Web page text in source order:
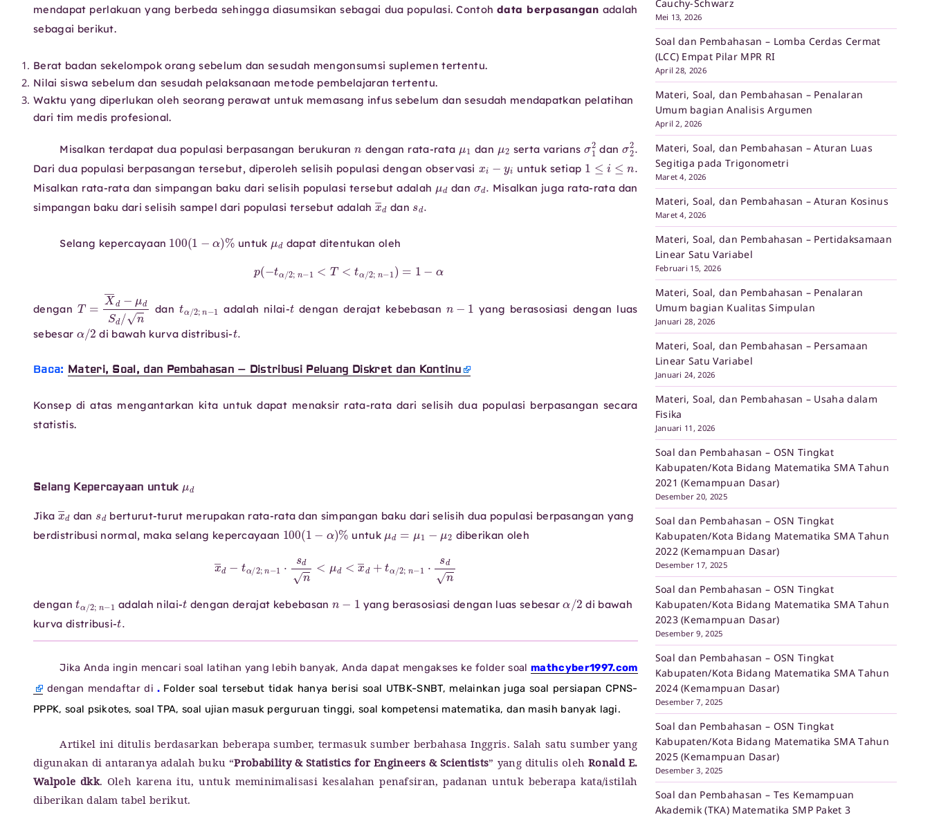
mendapat perlakuan yang berbeda sehingga diasumsikan sebagai dua populasi. Contohdata berpasangan adalah
sebagai berikut.
Berat badan sekelompok orang sebelum dan sesudah mengonsumsi suplemen tertentu.
Nilai siswa sebelum dan sesudah pelaksanaan metode pembelajaran tertentu.
Waktu yang diperlukan oleh seorang perawat untuk memasang infus sebelum dan sesudah mendapatkan pelatihan
dari tim medis profesional.
Misalkan terdapat dua populasi berpasangan berukuran dengan rata-rata dan serta varians
2
dan
22 .
Dari dua populasi berpasangan tersebut, diperoleh selisih populasi dengan observasi untuk setiap
≤
Misalkan rata-rata dan simpangan baku dari selisih populasi tersebut adalah dan
σd
Misalkan juga rata-rata dan
simpangan baku dari selisih sampel dari populasi tersebut adalah
dan
Selang kepercayaan
100 ( 1−
untuk dapat ditentukan oleh
p − − 1<T < tα − =1
dengan
T=X―d−
dan adalah nilai- dengan derajat kebebasan
yang berasosiasi dengan luas
sebesar
α/2
di bawah kurva distribusi-
Baca: Materi, Soal, dan Pembahasan – Distribusi Peluang Diskret dan Kontinu
Konsep di atas mengantarkan kita untuk dapat menaksir rata-rata dari selisih dua populasi berpasangan secara
statistis.
Selang Kepercayaan untuk
Jika
x
dan
berturut-turut merupakan rata-rata dan simpangan baku dari selisih dua populasi berpasangan yang
berdistribusi normal, maka selang kepercayaan
100(1 %
untuk diberikan oleh
1⋅s ⋅sd
dengan adalah nilai- dengan derajat kebebasan yang berasosiasi dengan luas sebesar
/2
di bawah
kurva distribusi-
Jika Anda ingin mencari soal latihan yang lebih banyak, Anda dapat mengakses ke folder soalmathcyber1997.com
dengan mendaftar di. Folder soal tersebut tidak hanya berisi soal UTBK-SNBT, melainkan juga soal persiapan CPNS-
PPPK, soal psikotes, soal TPA, soal ujian masuk perguruan tinggi, soal kompetensi matematika, dan masih banyak lagi.
Artikel ini ditulis berdasarkan beberapa sumber, termasuk sumber berbahasa Inggris. Salah satu sumber yang
digunakan di antaranya adalah buku “Probability & Statistics for Engineers & Scientists” yang ditulis olehRonald E.
Walpole dkk. Oleh karena itu, untuk meminimalisasi kesalahan penafsiran, padanan untuk beberapa kata/istilah
diberikan dalam tabel berikut.
Cauchy-Schwarz
Mei 13, 2026
Soal dan Pembahasan – Lomba Cerdas Cermat
(LCC) Empat Pilar MPR RI
April 28, 2026
Materi, Soal, dan Pembahasan – Penalaran
Umum bagian Analisis Argumen
April 2, 2026
Materi, Soal, dan Pembahasan – Aturan Luas
Segitiga pada Trigonometri
Maret 4, 2026
Materi, Soal, dan Pembahasan – Aturan Kosinus
Maret 4, 2026
Materi, Soal, dan Pembahasan – Pertidaksamaan
Linear Satu Variabel
Februari 15, 2026
Materi, Soal, dan Pembahasan – Penalaran
Umum bagian Kualitas Simpulan
Januari 28, 2026
Materi, Soal, dan Pembahasan – Persamaan
Linear Satu Variabel
Januari 24, 2026
Materi, Soal, dan Pembahasan – Usaha dalam
Fisika
Januari 11, 2026
Soal dan Pembahasan – OSN Tingkat
Kabupaten/Kota Bidang Matematika SMA Tahun
2021 (Kemampuan Dasar)
Desember 20, 2025
Soal dan Pembahasan – OSN Tingkat
Kabupaten/Kota Bidang Matematika SMA Tahun
2022 (Kemampuan Dasar)
Desember 17, 2025
Soal dan Pembahasan – OSN Tingkat
Kabupaten/Kota Bidang Matematika SMA Tahun
2023 (Kemampuan Dasar)
Desember 9, 2025
Soal dan Pembahasan – OSN Tingkat
Kabupaten/Kota Bidang Matematika SMA Tahun
2024 (Kemampuan Dasar)
Desember 7, 2025
Soal dan Pembahasan – OSN Tingkat
Kabupaten/Kota Bidang Matematika SMA Tahun
2025 (Kemampuan Dasar)
Desember 3, 2025
Soal dan Pembahasan – Tes Kemampuan
Akademik (TKA) Matematika SMP Paket 3